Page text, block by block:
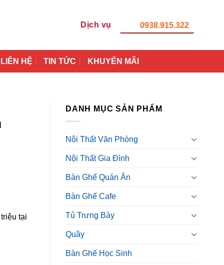
Dịch vụ 0938.915.322
LIÊN HỆ TIN TỨC KHUYẾN MÃI
DANH MỤC SẢN PHẨM
Nội Thất Văn Phòng
Nội Thất Gia Đình
Bàn Ghế Quán Ăn
Bàn Ghế Cafe
Tủ Trưng Bày
Quầy
Bàn Ghế Học Sinh
tại